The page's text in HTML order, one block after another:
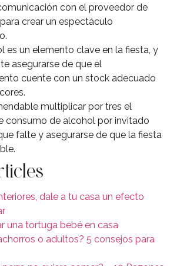
con el proveedor de
crear un espectáculo
es un elemento clave en la fiesta, y
asegurarse de que el
cuente con un stock adecuado
multiplicar por tres el
consumo de alcohol por invitado
falte y asegurarse de que la fiesta
dale a tu casa un efecto
una tortuga bebé en casa
o adultos? 5 consejos para